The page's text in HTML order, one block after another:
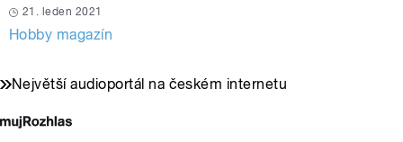
21. leden 2021
Hobby magazín
Největší audioportál na českém internetu